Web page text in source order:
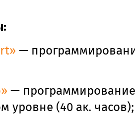
—
—
уровне (40 ак. часов);